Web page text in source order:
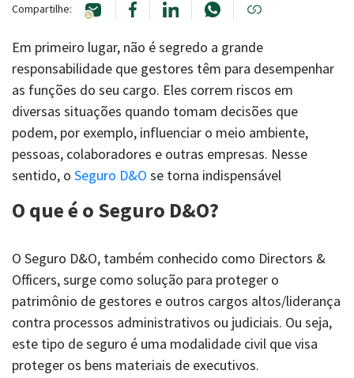
SAC
Compartilhe:
Em primeiro lugar, não é segredo a grande
responsabilidade que gestores têm para desempenhar
as funções do seu cargo. Eles correm riscos em
diversas situações quando tomam decisões que
podem, por exemplo, influenciar o meio ambiente,
pessoas, colaboradores e outras empresas. Nesse
sentido, o Seguro D&O se torna indispensável
O que é o Seguro D&O?
O Seguro D&O, também conhecido como Directors &
Officers, surge como solução para proteger o
patrimônio de gestores e outros cargos altos/liderança
contra processos administrativos ou judiciais. Ou seja,
este tipo de seguro é uma modalidade civil que visa
proteger os bens materiais de executivos.